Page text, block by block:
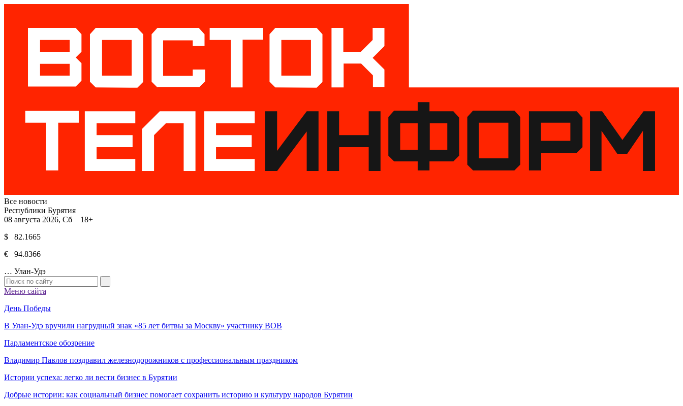
Все новости
Республики Бурятия
08 августа 2026, Сб 18+
$ 82.1665
€ 94.8366
… Улан-Удэ
Меню сайта
День Победы
В Улан-Удэ вручили нагрудный знак «85 лет битвы за Москву» участнику ВОВ
Парламентское обозрение
Владимир Павлов поздравил железнодорожников с профессиональным праздником
Истории успеха: легко ли вести бизнес в Бурятии
Добрые истории: как социальный бизнес помогает сохранить историю и культуру народов Бурятии